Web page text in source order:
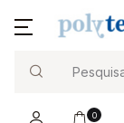
0